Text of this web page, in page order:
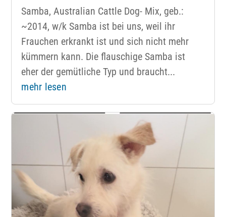
Samba, Australian Cattle Dog- Mix, geb.:
~2014, w/k Samba ist bei uns, weil ihr
Frauchen erkrankt ist und sich nicht mehr
kümmern kann. Die flauschige Samba ist
eher der gemütliche Typ und braucht...
mehr lesen